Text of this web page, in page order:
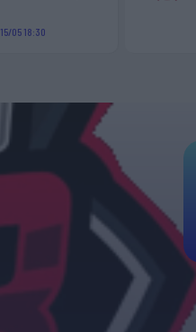
15/05 18:30